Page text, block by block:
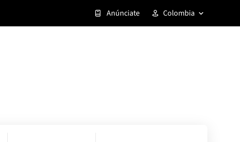
Anúnciate Colombia